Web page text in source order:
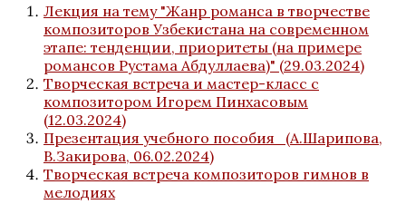
Лекция на тему "Жанр романса в творчестве
композиторов Узбекистана на современном
этапе: тенденции, приоритеты (на примере
романсов Рустама Абдуллаева)" (29.03.2024)
Творческая встреча и мастер-класс с
композитором Игорем Пинхасовым
(12.03.2024)
Презентация учебного пособия_(А.Шарипова,
В.Закирова, 06.02.2024)
Творческая встреча композиторов гимнов в
мелодиях